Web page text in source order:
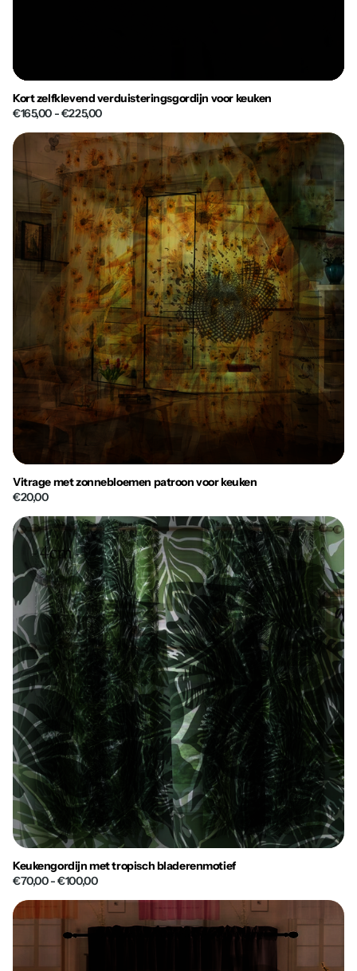
Kort zelfklevend verduisteringsgordijn voor keuken
€165,00 - €225,00
Vitrage met zonnebloemen patroon voor keuken
€20,00
Keukengordijn met tropisch bladerenmotief
€70,00- €100,00